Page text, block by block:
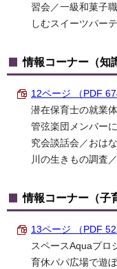
習会／一級和菓子
しむスイーツパー
情報コーナー（知
12ページ （PDF
潜在保育士の就業
管弦楽団メンバー
究会談話会／おは
川の生きもの調査
情報コーナー（子
13ページ （PDF
スペースAquaプロ
育休パパ広場で遊